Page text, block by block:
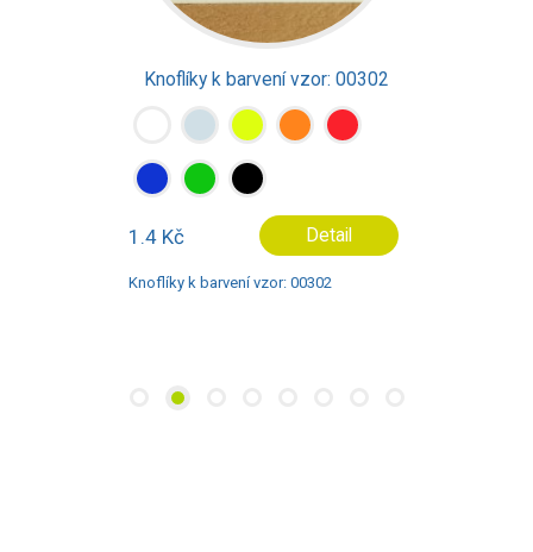
Knoflíky k barvení vzor: 00302
1.4 Kč Detail
Knoflíky k barvení vzor: 00302